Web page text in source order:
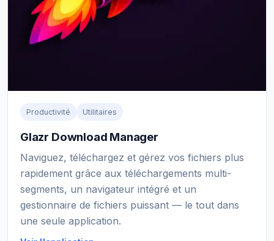
Productivité Utilitaires
Glazr Download Manager
Naviguez, téléchargez et gérez vos fichiers plus
rapidement grâce aux téléchargements multi-
segments, un navigateur intégré et un
gestionnaire de fichiers puissant — le tout dans
une seule application.